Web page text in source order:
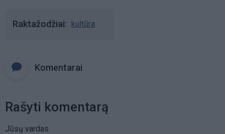
Raktažodžiai kultūra
Komentarai
Rašyti komentarą
Jūsų vardas